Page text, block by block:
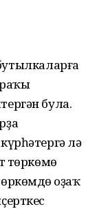
була.
лә
төркөмө
оҙаҡ